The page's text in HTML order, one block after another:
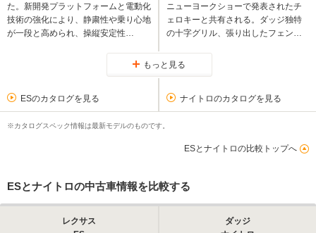
た。新開発プラットフォームと電動化
技術の強化により、静粛性や乗り心地
が一段と高められ、操縦安定性…
ニューヨークショーで発表されたチ
ェロキーと共有される。ダッジ独特
の十字グリル、張り出したフェン…
もっと見る
ESのカタログを見る ナイトロのカタログを見る
※カタログスペック情報は最新モデルのものです。
ESとナイトロの比較トップへ
ESとナイトロの中古車情報を比較する
レクサス
ダッジ